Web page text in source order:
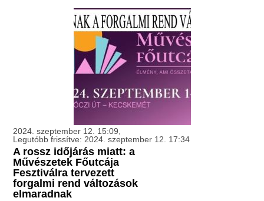
2024. szeptember 12. 15:09,
Legutóbb frissítve: 2024. szeptember 12. 17:34
A rossz időjárás miatt: a
Művészetek Főutcája
Fesztiválra tervezett
forgalmi rend változások
elmaradnak